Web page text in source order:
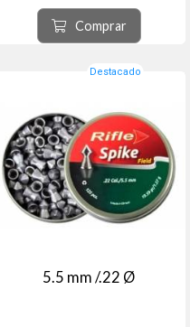
con el calor. Específico para
limpiar y desengrasar superficies.
Destrabar y lubricar meca...
Comprar
Destacado
5.5 mm /.22 Ø